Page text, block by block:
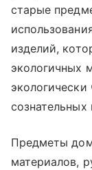
старые
изделий,
экологичных
сознательных
Предметы
материалов,